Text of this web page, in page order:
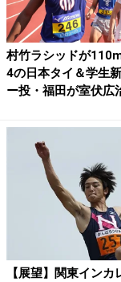
村竹ラシッドが
4の日本タイ＆学生
ー投・福田が室伏広
【展望】関東インカ